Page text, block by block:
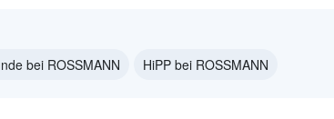
bei ROSSMANN HiPP bei ROSSMANN